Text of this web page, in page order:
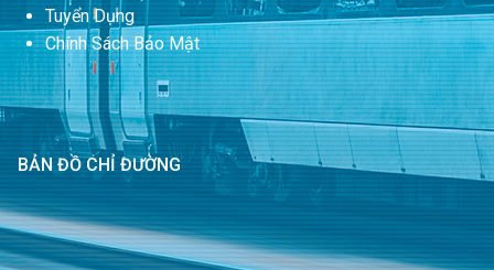
Tuyển Dụng
Chính Sách Bảo Mật
BẢN ĐỒ CHỈ ĐƯỜNG